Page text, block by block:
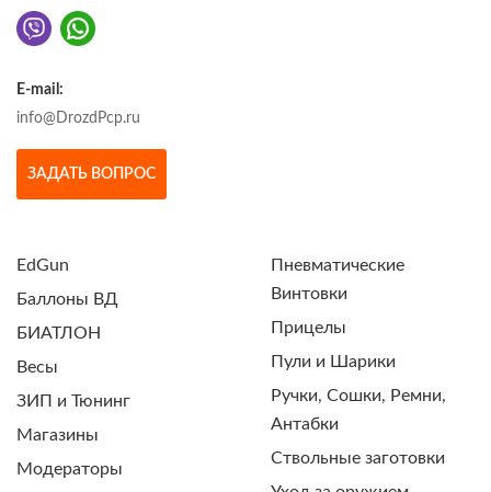
E-mail:
info@DrozdPcp.ru
ЗАДАТЬ ВОПРОС
EdGun
Баллоны ВД
БИАТЛОН
Весы
ЗИП и Тюнинг
Магазины
Модераторы
Пневматические
Винтовки
Прицелы
Пули и Шарики
Ручки, Сошки, Ремни,
Антабки
Ствольные заготовки